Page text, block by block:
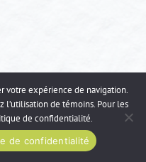
votre expérience de navigation.
l’utilisation de témoins. Pour les
de confidentialité.
de confidentialité